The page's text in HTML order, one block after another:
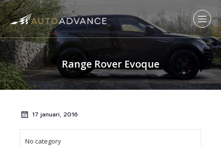
Range Rover Evoque
17 januari, 2016
No category